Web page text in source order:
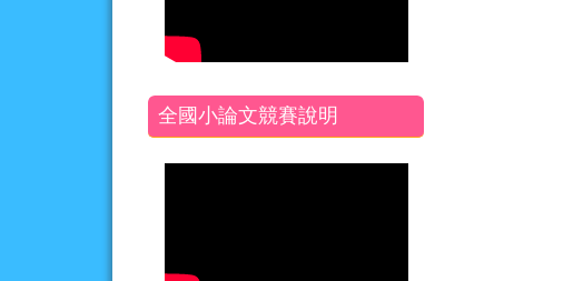
全國小論文競賽說明